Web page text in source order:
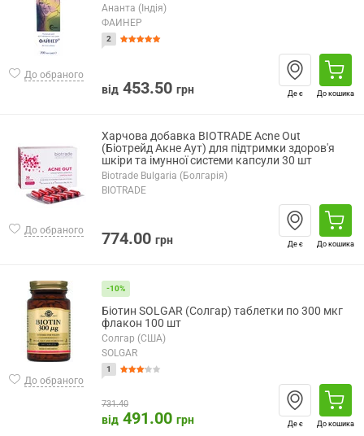
До обраного
Ананта (Індія)
ФАЙНЕР
2
від 453.50 грн Де є До кошика
До обраного
Харчова добавка BIOTRADE Acne Out
(Біотрейд Акне Аут) для підтримки здоров'я
шкіри та імунної системи капсули 30 шт
Biotrade Bulgaria (Болгарія)
BIOTRADE
774.00 грн Де є До кошика
До обраного
-10%
Біотин SOLGAR (Солгар) таблетки по 300 мкг
флакон 100 шт
Солгар (США)
SOLGAR
1
731.40
від 491.00 грн Де є До кошика